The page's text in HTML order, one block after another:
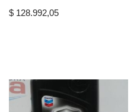
$ 128.992,05